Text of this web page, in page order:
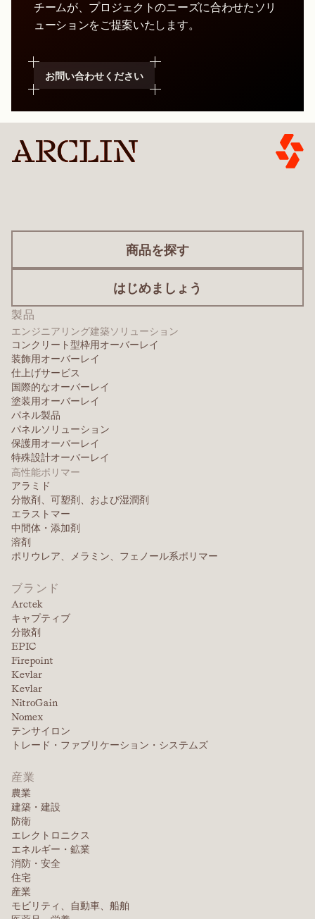
チームが、プロジェクトのニーズに合わせたソリ
ューションをご提案いたします。
お問い合わせください
製品
エンジニアリング建築ソリューション
コンクリート型枠用オーバーレイ
装飾用オーバーレイ
仕上げサービス
国際的なオーバーレイ
塗装用オーバーレイ
パネル製品
パネルソリューション
保護用オーバーレイ
特殊設計オーバーレイ
高性能ポリマー
アラミド
分散剤、可塑剤、および湿潤剤
エラストマー
中間体・添加剤
溶剤
ポリウレア、メラミン、フェノール系ポリマー
ブランド
Arctek
キャプティブ
分散剤
EPIC
Firepoint
Kevlar
Kevlar
NitroGain
Nomex
テンサイロン
トレード・ファブリケーション・システムズ
産業
農業
建築・建設
防衛
エレクトロニクス
エネルギー・鉱業
消防・安全
住宅
産業
モビリティ、自動車、船舶
商品を探す
はじめましょう